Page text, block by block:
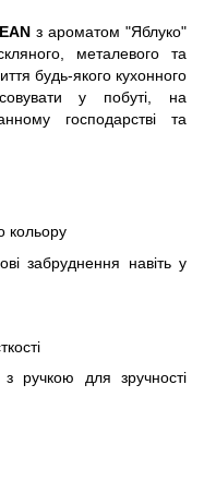
з ароматом "Яблуко"
металевого та
будь-якого кухонного
у побуті, на
господарстві та
кольору
забруднення навіть у
ручкою для зручності